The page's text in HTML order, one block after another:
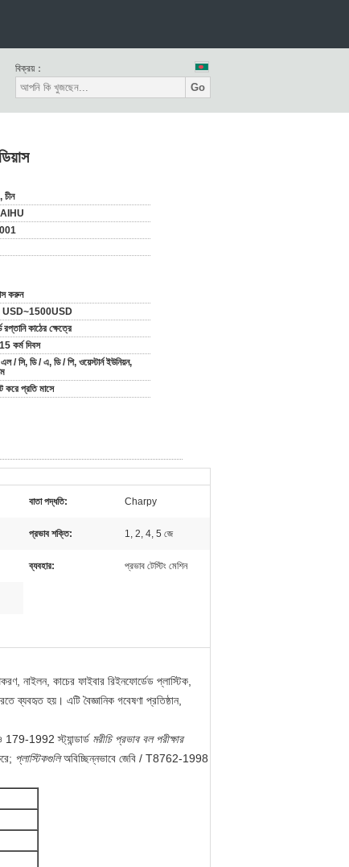
বিক্রয়：
Go
চীন
করুন
USD~1500USD
রপ্তানি কাঠের ক্ষেত্রে
কর্ম দিবস
এল / সি, ডি / এ, ডি / পি, ওয়েস্টার্ন ইউনিয়ন,
করে প্রতি মাসে
বাতা পদ্ধতি: Charpy
প্রভাব শক্তি: 1, 2, 4, 5 জে
ব্যবহার: প্রভাব টেস্টিং মেশিন
নাইলন, কাচের ফাইবার রিইনফোর্ডেড প্লাস্টিক,
ব্যবহৃত হয়। এটি বৈজ্ঞানিক গবেষণা প্রতিষ্ঠান,
1992 স্ট্যান্ডার্ড মরীচি প্রভাব বল পরীক্ষার
প্লাস্টিকগুলিঅবিচ্ছিন্নভাবে জেবি / T8762-1998